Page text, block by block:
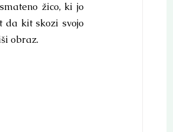
žico, ki jo
da kit skozi svojo
obraz.